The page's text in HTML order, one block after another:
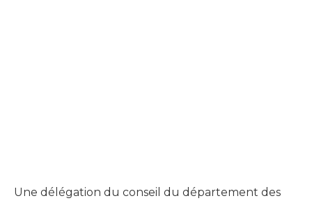
Une délégation du conseil du département des